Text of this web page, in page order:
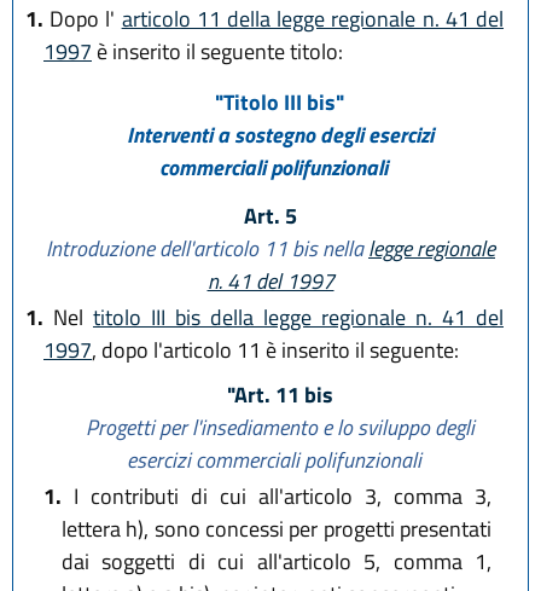
1. Dopo l' articolo 11 della legge regionale n. 41 del
1997 è inserito il seguente titolo:
"Titolo III bis"
Interventi a sostegno degli esercizi
commerciali polifunzionali
Art. 5
Introduzione dell'articolo 11 bis nellalegge regionale
n. 41 del 1997
1. Nel titolo III bis della legge regionale n. 41 del
1997, dopo l'articolo 11 è inserito il seguente:
"Art. 11 bis
Progetti per l'insediamento e lo sviluppo degli
esercizi commerciali polifunzionali
1. I contributi di cui all'articolo 3, comma 3,
lettera h), sono concessi per progetti presentati
dai soggetti di cui all'articolo 5, comma 1,